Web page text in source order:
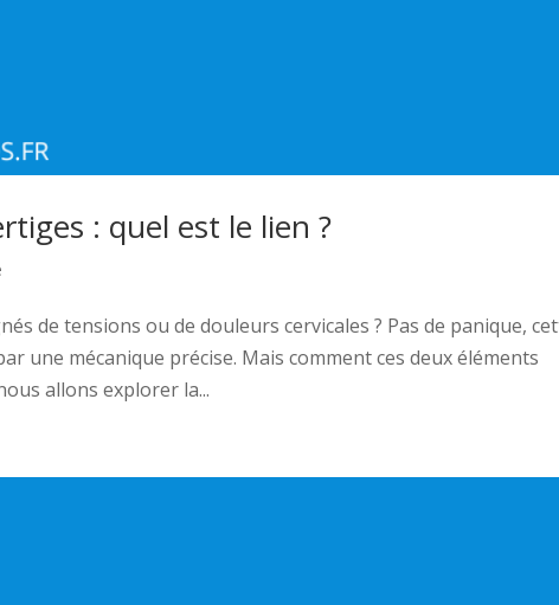
: quel est le lien ?
de tensions ou de douleurs cervicales ? Pas de panique,
une mécanique précise. Mais comment ces deux éléments
allons explorer la...